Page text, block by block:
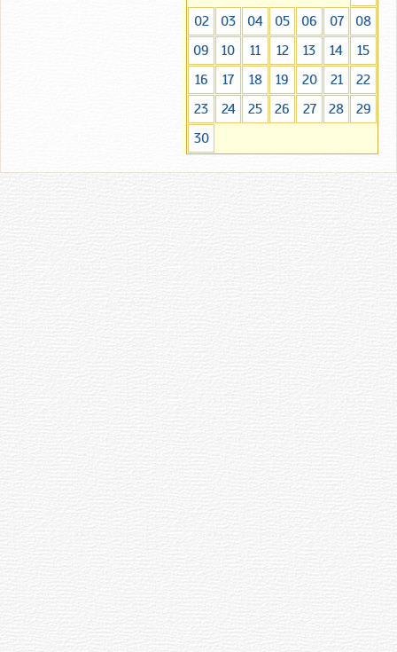
02
03 04 05 06 07
08
09
10 11 12 13 14
15
16
17 18 19 20 21
22
23
24 25 26 27 28
29
30